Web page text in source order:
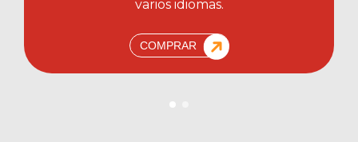
varios idiomas.
COMPRAR